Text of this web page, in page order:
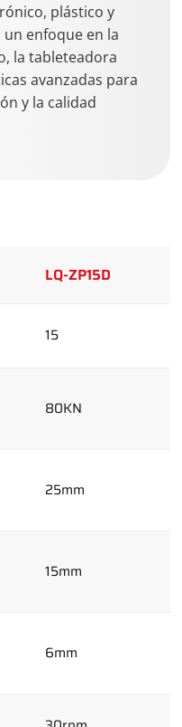
plástico y
enfoque en la
la tableteadora
avanzadas para
y la calidad
LQ-ZP15D
15
80KN
25mm
15mm
6mm